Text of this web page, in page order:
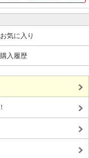
お気に入り
購入履歴